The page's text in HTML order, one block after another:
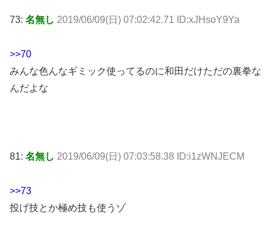
73: 名無し 2019/06/09(日) 07:02:42.71 ID:xJHsoY9Ya
>>70
みんな色んなギミック使ってるのに和田だけただの裏拳な
んだよな
81: 名無し 2019/06/09(日) 07:03:58.38 ID:i1zWNJECM
>>73
投げ技とか極め技も使うゾ